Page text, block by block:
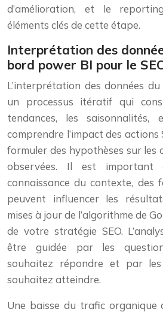
d’amélioration, et le
éléments clés de cette étape.
Interprétation des
bord power BI pour le
L’interprétation des données
un processus itératif qui
tendances, les
comprendre l’impact des actions
formuler des hypothèses sur les
observées. Il est important
connaissance du contexte, des
peuvent influencer les
mises à jour de l’algorithme de
de votre stratégie SEO.
être guidée par les
souhaitez répondre et par
souhaitez atteindre.
Une baisse du trafic